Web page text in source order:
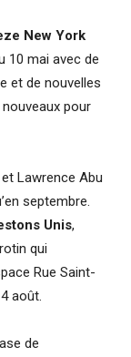
New York
10 mai avec de
et de nouvelles
pour
Lawrence Abu
septembre.
Unis,
qui
Rue Saint-
août.
de